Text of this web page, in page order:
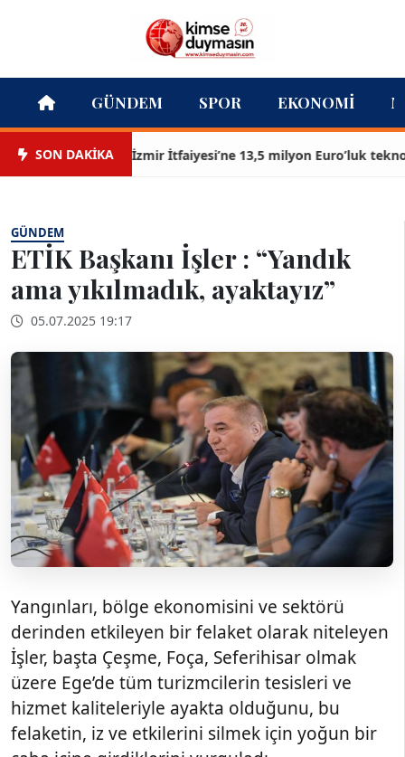
GÜNDEM SPOR EKONOMI
SON DAKİKAİzmir İtfaiyesi’ne 13,5 milyon Euro’luk teknoloji
GÜNDEM
ETİK Başkanı İşler : “Yandık
ama yıkılmadık, ayaktayız”
05.07.2025 19:17
Yangınları, bölge ekonomisini ve sektörü
derinden etkileyen bir felaket olarak niteleyen
İşler, başta Çeşme, Foça, Seferihisar olmak
üzere Ege’de tüm turizmcilerin tesisleri ve
hizmet kaliteleriyle ayakta olduğunu, bu
felaketin, iz ve etkilerini silmek için yoğun bir